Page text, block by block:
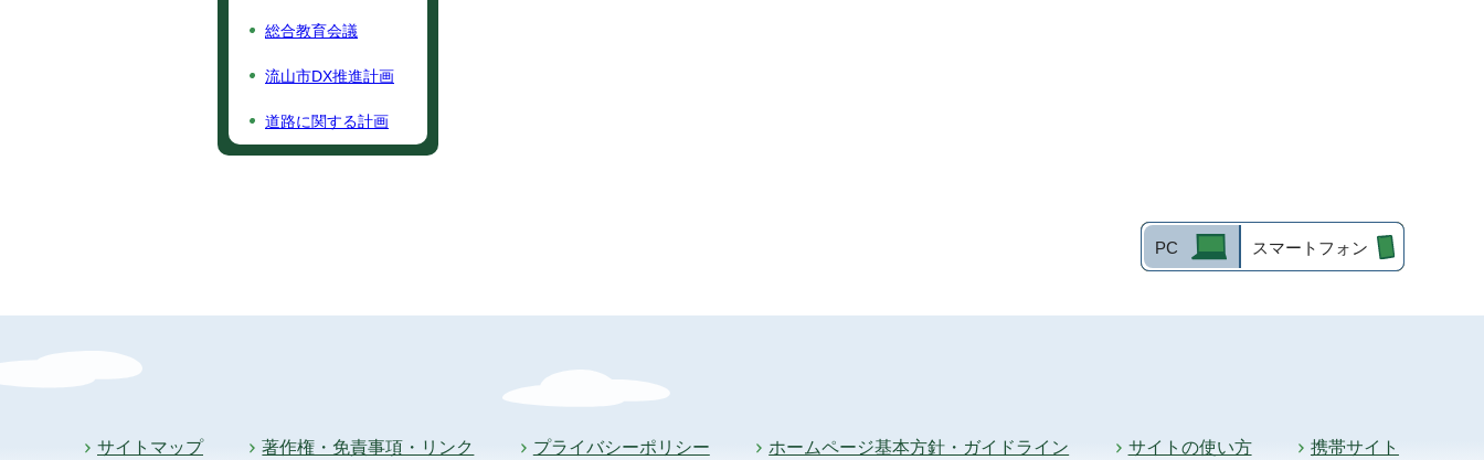
総合教育会議
流山市DX推進計画
道路に関する計画
PC スマートフォン
サイトマップ 著作権・免責事項・リンク プライバシーポリシー ホームページ基本方針・ガイドライン サイトの使い方 携帯サイト